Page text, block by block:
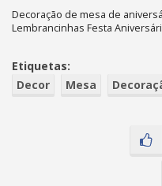
Decoração de mesa de
Lembrancinhas Festa
Etiquetas:
Decor
Mesa